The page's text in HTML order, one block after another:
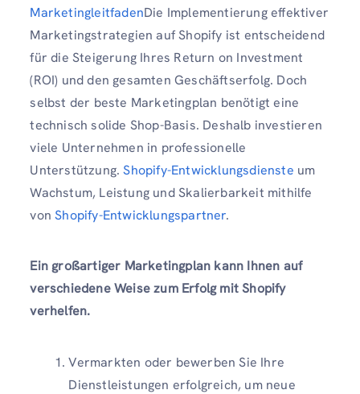
MarketingleitfadenDie Implementierung effektiver
Marketingstrategien auf Shopify ist entscheidend
für die Steigerung Ihres Return on Investment
(ROI) und den gesamten Geschäftserfolg. Doch
selbst der beste Marketingplan benötigt eine
technisch solide Shop-Basis. Deshalb investieren
viele Unternehmen in professionelle
Unterstützung.Shopify-Entwicklungsdienste um
Wachstum, Leistung und Skalierbarkeit mithilfe
vonShopify-Entwicklungspartner.
Ein großartiger Marketingplan kann Ihnen auf
verschiedene Weise zum Erfolg mit Shopify
verhelfen.
Vermarkten oder bewerben Sie Ihre
Dienstleistungen erfolgreich, um neue